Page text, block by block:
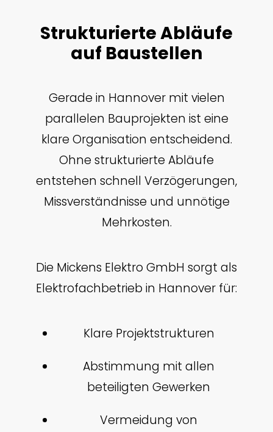
Strukturierte Abläufe
auf Baustellen
Gerade in Hannover mit vielen
parallelen Bauprojekten ist eine
klare Organisation entscheidend.
Ohne strukturierte Abläufe
entstehen schnell Verzögerungen,
Missverständnisse und unnötige
Mehrkosten.
Die Mickens Elektro GmbH sorgt als
Elektrofachbetrieb in Hannover für:
Klare Projektstrukturen
Abstimmung mit allen
beteiligten Gewerken
Vermeidung von